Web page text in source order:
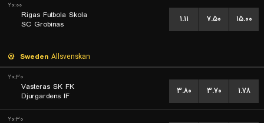
۲۰:۰۰
Rigas Futbola Skola
SC Grobinas
۱.۱۱ ۷.۵۰ ۱۵.۰۰
Sweden Allsvenskan
۲۰:۳۰
Vasteras SK FK
Djurgardens IF
۳.۸۰ ۳.۷۰ ۱.۷۸
۲۰:۳۰